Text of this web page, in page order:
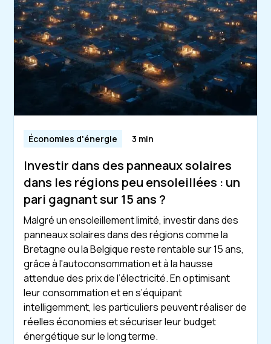
Économies d'énergie 3 min
Investir dans des panneaux solaires
dans les régions peu ensoleillées : un
pari gagnant sur 15 ans ?
Malgré un ensoleillement limité, investir dans des
panneaux solaires dans des régions comme la
Bretagne ou la Belgique reste rentable sur 15 ans,
grâce à l'autoconsommation et à la hausse
attendue des prix de l’électricité. En optimisant
leur consommation et en s’équipant
intelligemment, les particuliers peuvent réaliser de
réelles économies et sécuriser leur budget
énergétique sur le long terme.